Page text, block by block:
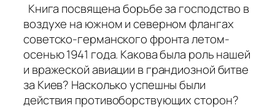
Книга посвящена борьбе за господство в
воздухе на южном и северном флангах
советско-германского фронта летом-
осенью 1941 года. Какова была роль нашей
и вражеской авиации в грандиозной битве
за Киев? Насколько успешны были
действия противоборствующих сторон?